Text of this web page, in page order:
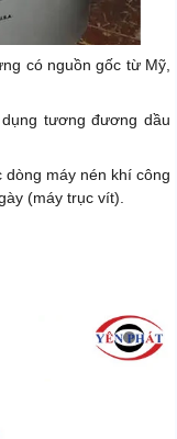
có nguồn gốc từ Mỹ,
tương đương dầu
máy nén khí công
(máy trục vít).